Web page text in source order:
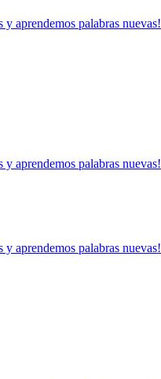
y aprendemos palabras nuevas!
y aprendemos palabras nuevas!
y aprendemos palabras nuevas!